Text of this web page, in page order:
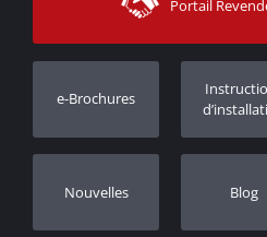
Assistance aux clients
Suivi des commandes
Concessionnaires
Portail
e-Brochures
Nouvelles Blog